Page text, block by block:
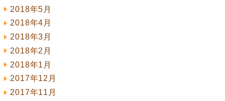
2018年5月
2018年4月
2018年3月
2018年2月
2018年1月
2017年12月
2017年11月